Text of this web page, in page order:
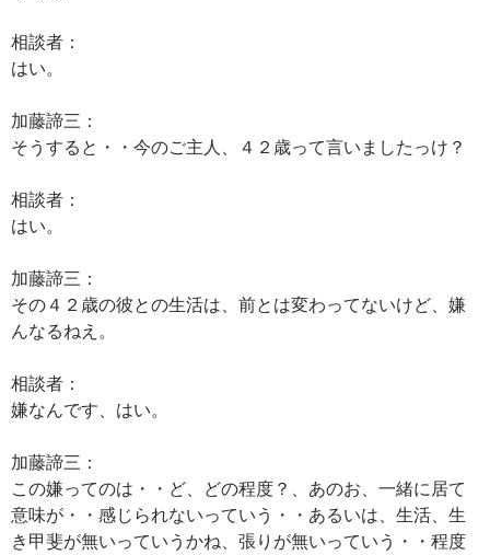
相談者：
はい。
加藤諦三：
そうすると・・今のご主人、４２歳って言いましたっけ？
相談者：
はい。
加藤諦三：
その４２歳の彼との生活は、前とは変わってないけど、嫌
んなるねえ。
相談者：
嫌なんです、はい。
加藤諦三：
この嫌ってのは・・ど、どの程度？、あのお、一緒に居て
意味が・・感じられないっていう・・あるいは、生活、生
き甲斐が無いっていうかね、張りが無いっていう・・程度